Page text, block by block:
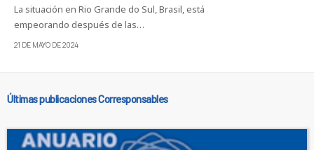
La situación en Rio Grande do Sul, Brasil, está
empeorando después de las…
21 DE MAYO DE 2024
Últimas publicaciones Corresponsables